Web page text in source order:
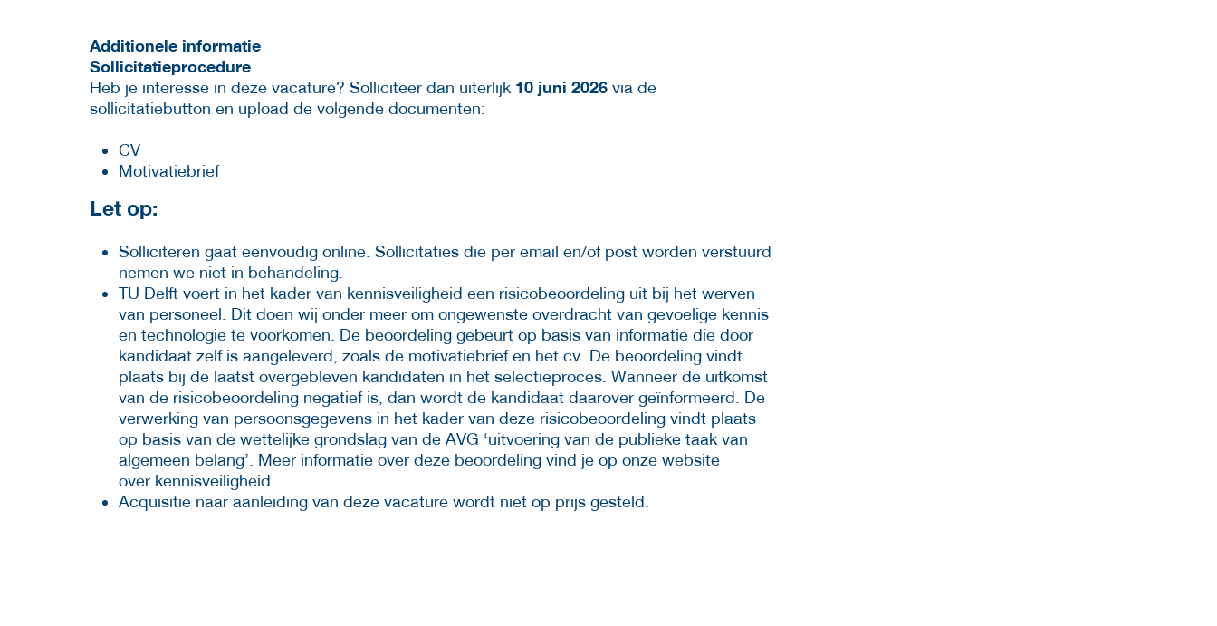
Additionele informatie
Sollicitatieprocedure
Heb je interesse in deze vacature? Solliciteer dan uiterlijk 10 juni 2026 via de
sollicitatiebutton en upload de volgende documenten:
CV
Motivatiebrief
Let op:
Solliciteren gaat eenvoudig online. Sollicitaties die per email en/of post worden verstuurd
nemen we niet in behandeling.
TU Delft voert in het kader van kennisveiligheid een risicobeoordeling uit bij het werven
van personeel. Dit doen wij onder meer om ongewenste overdracht van gevoelige kennis
en technologie te voorkomen. De beoordeling gebeurt op basis van informatie die door
kandidaat zelf is aangeleverd, zoals de motivatiebrief en het cv. De beoordeling vindt
plaats bij de laatst overgebleven kandidaten in het selectieproces. Wanneer de uitkomst
van de risicobeoordeling negatief is, dan wordt de kandidaat daarover geïnformeerd. De
verwerking van persoonsgegevens in het kader van deze risicobeoordeling vindt plaats
op basis van de wettelijke grondslag van de AVG ‘uitvoering van de publieke taak van
algemeen belang’. Meer informatie over deze beoordeling vind je op onze website
over kennisveiligheid.
Acquisitie naar aanleiding van deze vacature wordt niet op prijs gesteld.